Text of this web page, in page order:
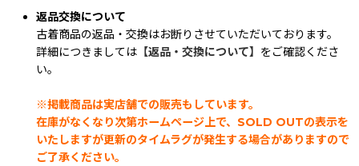
返品交換について
古着商品の返品・交換はお断りさせていただいております。
詳細につきましては 【返品・交換について】 をご確認くださ
い。
※掲載商品は実店舗での販売もしています。
在庫がなくなり次第ホームページ上で、SOLD OUTの表示を
いたしますが更新のタイムラグが発生する場合がありますので
ご了承ください。